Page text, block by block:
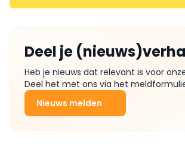
Deel je
Heb je nieuws dat relevant is voor
Deel het met ons via het
Nieuws melden